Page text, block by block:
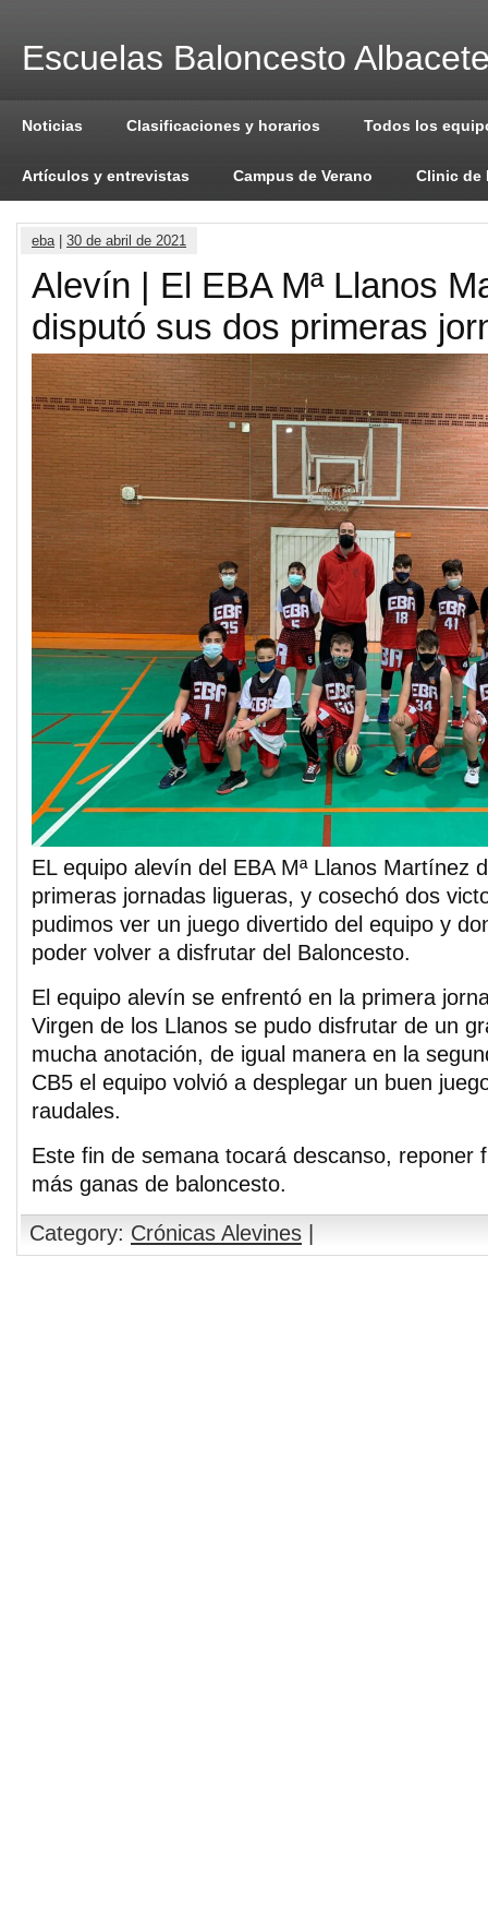
Escuelas Baloncesto
Noticias Clasificaciones y horarios Todos los
Artículos y entrevistas Campus de Verano Clinic de
eba| 30 de abril de 2021
Alevín | El EBA Mª Llanos
disputó sus dos primeras
EL equipo alevín del EBA Mª Llanos Martínez
primeras jornadas ligueras, y cosechó dos
pudimos ver un juego divertido del equipo y
poder volver a disfrutar del Baloncesto.
El equipo alevín se enfrentó en la primera
Virgen de los Llanos se pudo disfrutar de un
mucha anotación, de igual manera en la
CB5 el equipo volvió a desplegar un buen
raudales.
Este fin de semana tocará descanso, reponer
más ganas de baloncesto.
Category: Crónicas Alevines |